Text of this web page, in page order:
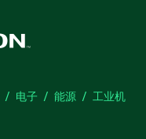
电子 能源
工业机